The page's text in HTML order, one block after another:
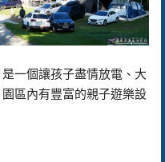
一個讓孩子盡情放電、大
區內有豐富的親子遊樂設